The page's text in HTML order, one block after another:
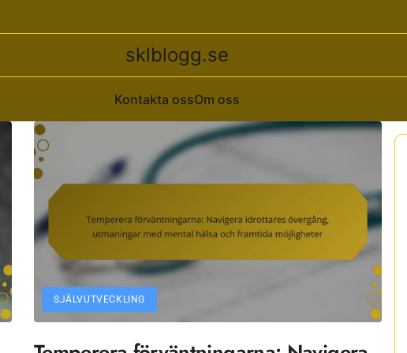
sklblogg.se
Kontakta ossOm oss
SJÄLVUTVECKLING